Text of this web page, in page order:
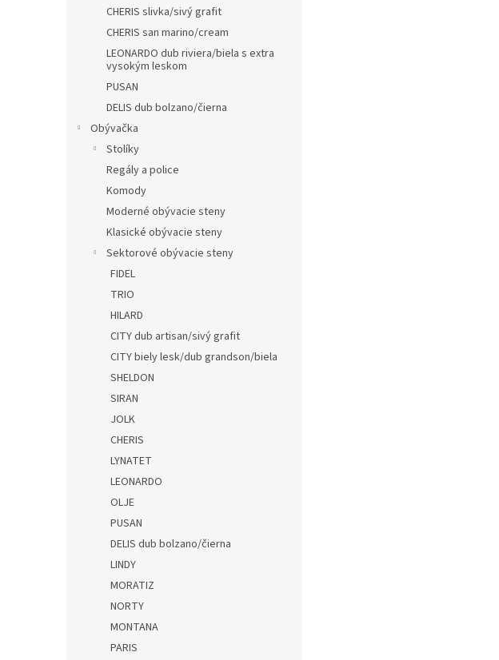
CHERIS slivka/sivý grafit
CHERIS san marino/cream
LEONARDO dub riviera/biela s extra
vysokým leskom
PUSAN
DELIS dub bolzano/čierna
Obývačka
Stolíky
Regály a police
Komody
Moderné obývacie steny
Klasické obývacie steny
Sektorové obývacie steny
FIDEL
TRIO
HILARD
CITY dub artisan/sivý grafit
CITY biely lesk/dub grandson/biela
SHELDON
SIRAN
JOLK
CHERIS
LYNATET
LEONARDO
OLJE
PUSAN
DELIS dub bolzano/čierna
LINDY
MORATIZ
NORTY
MONTANA
PARIS